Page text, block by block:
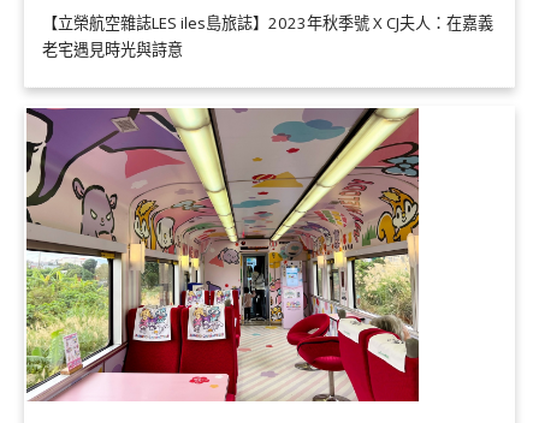
【立榮航空雜誌LES iles島旅誌】2023年秋季號 X CJ夫人：在嘉義
老宅遇見時光與詩意